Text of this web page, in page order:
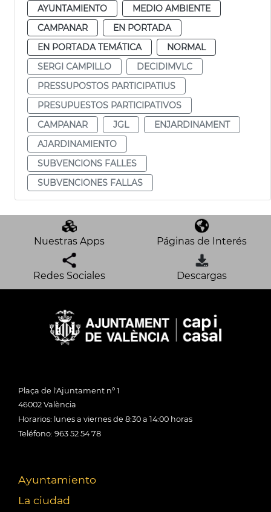
AYUNTAMIENTO
MEDIO AMBIENTE
CAMPANAR
EN PORTADA
EN PORTADA TEMÁTICA
NORMAL
SERGI CAMPILLO
DECIDIMVLC
PRESSUPOSTOS PARTICIPATIUS
PRESUPUESTOS PARTICIPATIVOS
CAMPANAR
JGL
ENJARDINAMENT
AJARDINAMIENTO
SUBVENCIONS FALLES
SUBVENCIONES FALLAS
Nuestras Apps Páginas de Interés
Redes Sociales Descargas
Plaça de l'Ajuntament nº 1
46002 València
Horarios: lunes a viernes de 8:30 a 14:00 horas
Teléfono: 963 52 54 78
Ayuntamiento
La ciudad